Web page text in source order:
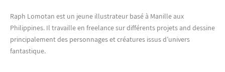
Raph Lomotan est un jeune illustrateur basé à Manille aux
Philippines. Il travaille en freelance sur différents projets and dessine
principalement des personnages et créatures issus d’univers
fantastique.